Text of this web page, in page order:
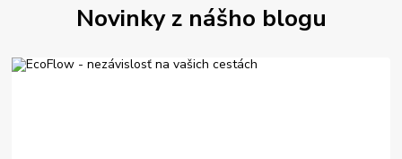
Novinky z nášho blogu